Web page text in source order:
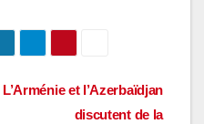
L’Arménie et l’Azerbaïdjan
discutent de la